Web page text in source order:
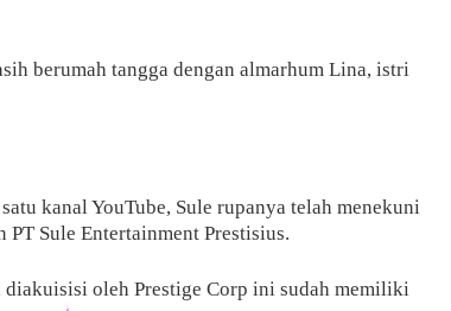
berumah tangga dengan almarhum Lina, istri
kanal YouTube, Sule rupanya telah menekuni
Sule Entertainment Prestisius.
diakuisisi oleh Prestige Corp ini sudah memiliki